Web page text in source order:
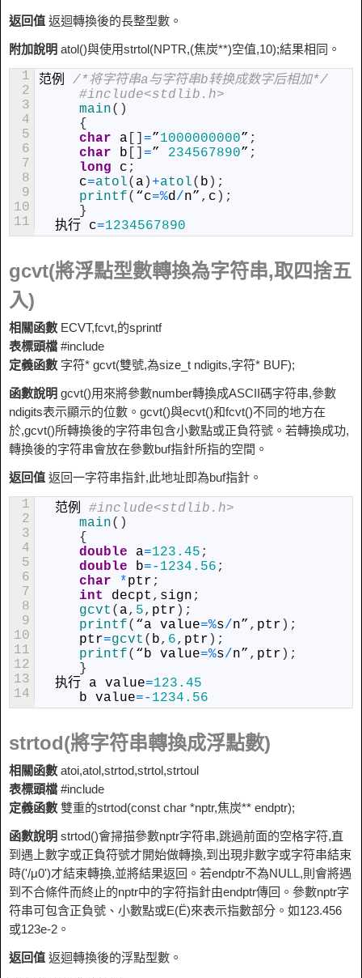
返回值 返迴轉換後的長整型數。
附加說明 atol()與使用strtol(NPTR,(焦炭**)空值,10);結果相同。
1
2
3
4
5
6
7
8
9
10
11
范例
/*将字符串a与字符串b转换成数字后相加*/
#include<stdlib.h>
main( )
{
char
a =”1000000000” ;
char
b =” 234567890” ;
long
c ;
c=atol( a )+atol( b ) ;
printf( “c=%d/n” , c ) ;
}
执行
c=1234567890
gcvt(將浮點型數轉換為字符串,取四捨五
入)
相關函數ECVT,fcvt,的sprintf
表標頭檔 #include
定義函數字符* gcvt(雙號,為size_t ndigits,字符* BUF);
函數說明 gcvt()用來將參數number轉換成ASCII碼字符串,參數
ndigits表示顯示的位數。gcvt()與ecvt()和fcvt()不同的地方在
於,gcvt()所轉換後的字符串包含小數點或正負符號。若轉換成功,
轉換後的字符串會放在參數buf指針所指的空間。
返回值 返回一字符串指針,此地址即為buf指針。
1
2
3
4
5
6
7
8
9
10
11
12
13
14
范例
#include<stdlib.h>
main( )
{
double
a=123.45 ;
double
b=- 1234.56 ;
char
*ptr ;
int
decpt , sign ;
gcvt ( a, 5, ptr ) ;
printf( “a value=%s/n” , ptr ) ;
ptr=gcvt ( b, 6, ptr ) ;
printf( “b value=%s/n” , ptr ) ;
}
执行
a value=123.45
b
value=- 1234.56
strtod(將字符串轉換成浮點數)
相關函數atoi,atol,strtod,strtol,strtoul
表標頭檔 #include
定義函數雙重的strtod(const char *nptr,焦炭** endptr);
函數說明 strtod()會掃描參數nptr字符串,跳過前面的空格字符,直
到遇上數字或正負符號才開始做轉換,到出現非數字或字符串結束
時('/μ0')才結束轉換,並將結果返回。若endptr不為NULL,則會將遇
到不合條件而終止的nptr中的字符指針由endptr傳回。參數nptr字
符串可包含正負號、小數點或E(Ë)來表示指數部分。如123.456
或123e-2。
返回值 返迴轉換後的浮點型數。